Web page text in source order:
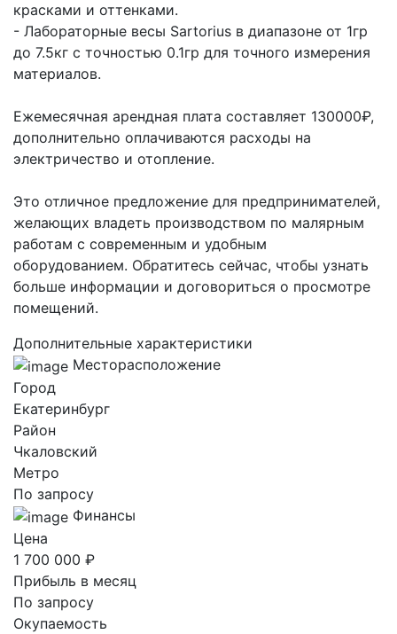
красками и оттенками.
- Лабораторные весы Sartorius в диапазоне от 1гр
до 7.5кг с точностью 0.1гр для точного измерения
материалов.
Ежемесячная арендная плата составляет 130000₽,
дополнительно оплачиваются расходы на
электричество и отопление.
Это отличное предложение для предпринимателей,
желающих владеть производством по малярным
работам с современным и удобным
оборудованием. Обратитесь сейчас, чтобы узнать
больше информации и договориться о просмотре
помещений.
Дополнительные характеристики
Месторасположение
Город
Екатеринбург
Район
Чкаловский
Метро
По запросу
Финансы
Цена
1 700 000 ₽
Прибыль в месяц
По запросу
Окупаемость